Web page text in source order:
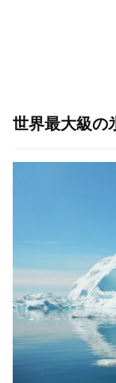
世界最大級の